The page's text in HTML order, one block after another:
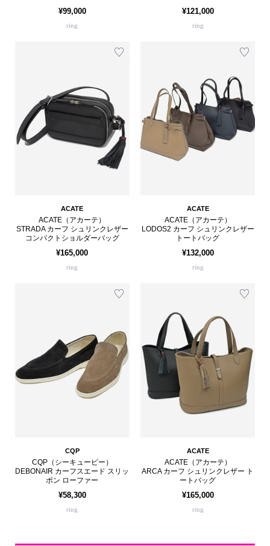
¥99,000
ring
¥121,000
ring
ACATE
ACATE（アカーテ）
STRADA カーフ シュリンクレザー
コンパクトショルダーバッグ
¥165,000
ring
ACATE
ACATE（アカーテ）
LODOS2 カーフ シュリンクレザー
トートバッグ
¥132,000
ring
CQP
CQP（シーキューピー）
DEBONAIR カーフスエード スリッ
ポン ローファー
¥58,300
ring
ACATE
ACATE（アカーテ）
ARCA カーフ シュリンクレザー ト
ートバッグ
¥165,000
ring